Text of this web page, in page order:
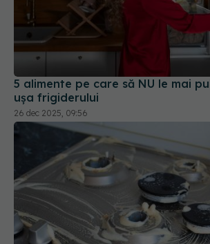
5 alimente pe care să NU le mai
ușa frigiderului
26 dec 2025, 09:56